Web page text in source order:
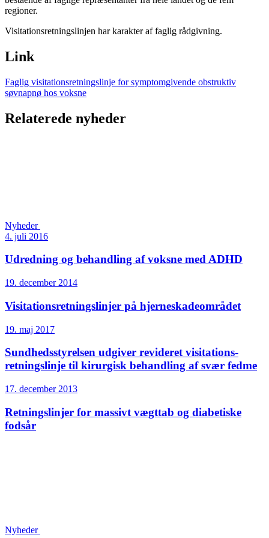
regioner.
Visitationsretningslinjen har karakter af faglig rådgivning.
Link
Faglig visitationsretningslinje for symptomgivende obstruktiv
søvnapnø hos voksne
Relaterede nyheder
Nyheder
4. juli 2016
Udredning og behandling af voksne med ADHD
19. december 2014
Visitations­retningslinjer på hjerneskade­området
19. maj 2017
Sundheds­styrelsen udgiver revideret visitations­
retningslinje til kirurgisk behandling af svær fedme
17. december 2013
Retningslinjer for massivt vægttab og diabetiske
fodsår
Nyheder